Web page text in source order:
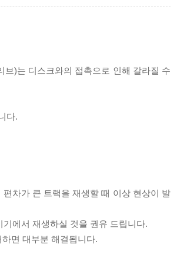
)는 디스크와의 접촉으로 인해 갈라질 수
다.
차가 큰 트랙을 재생할 때 이상 현상이 발
에서 재생하실 것을 권유 드립니다.
면 대부분 해결됩니다.